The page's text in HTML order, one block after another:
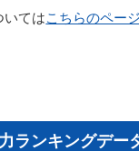
いてはこちらのページ
ランキングデー